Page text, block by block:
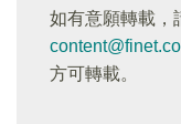
如有意願轉載，
方可轉載。